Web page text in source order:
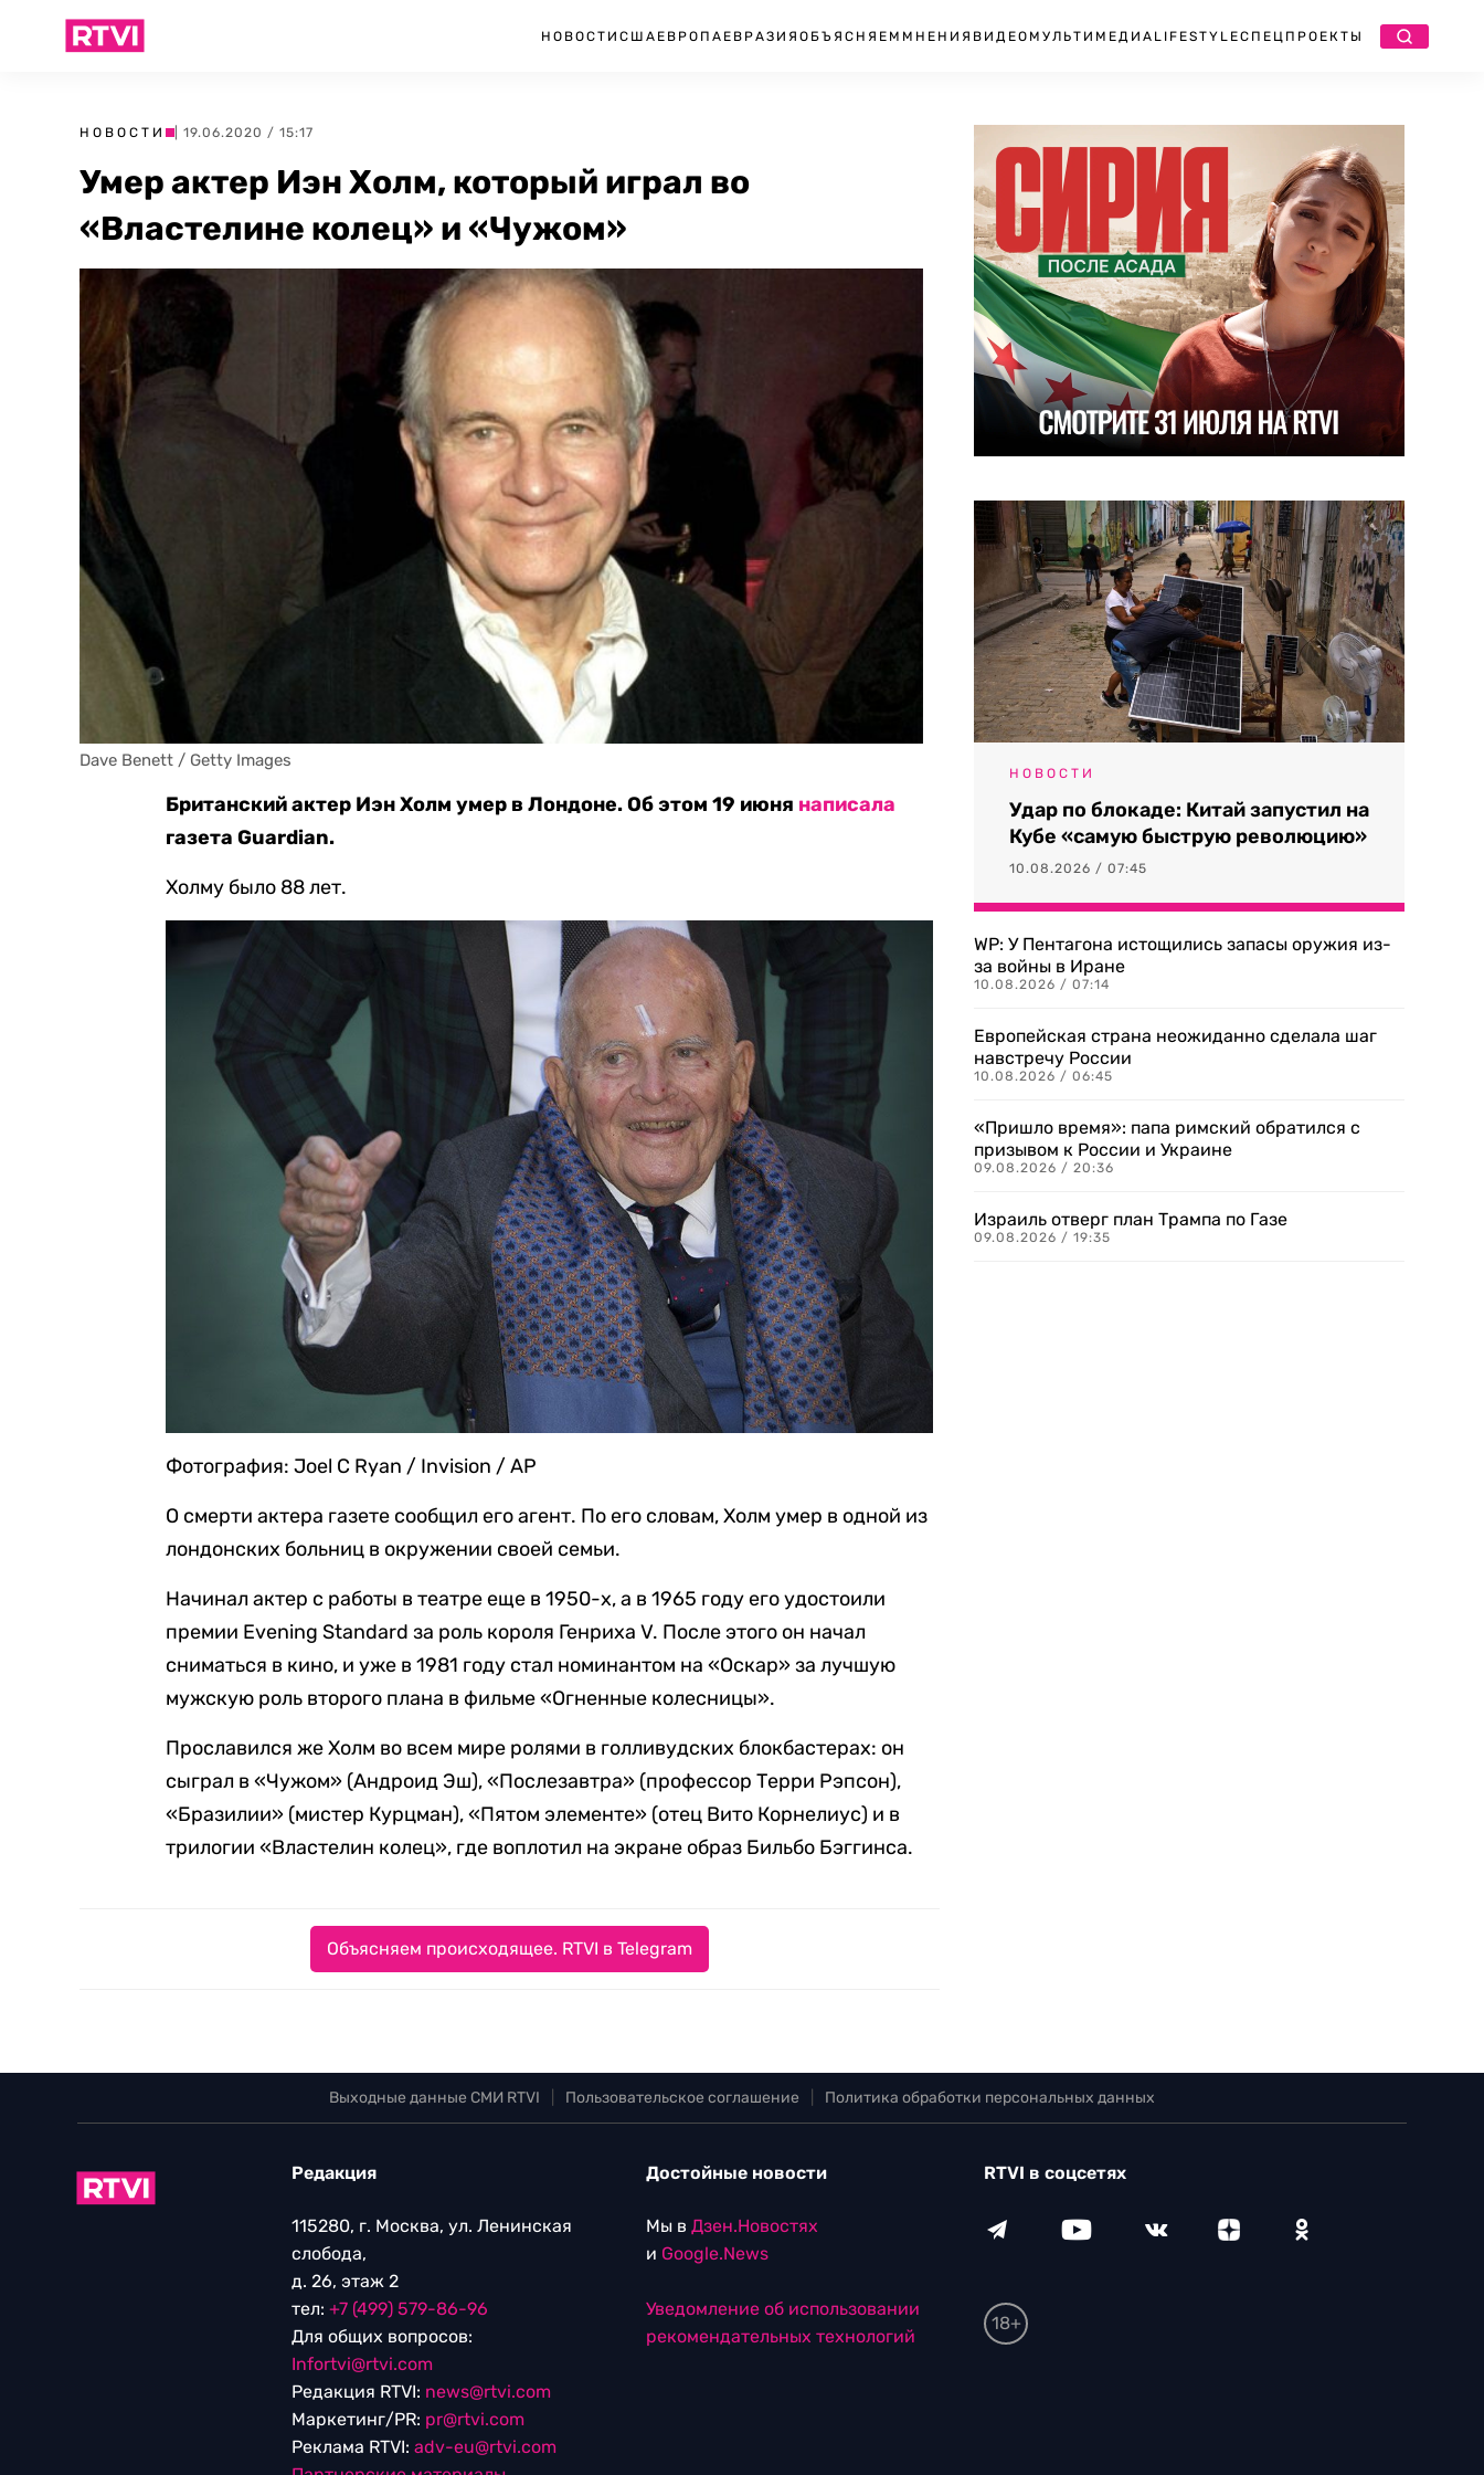
НОВОСТИ США ЕВРОПА ЕВРАЗИЯ ОБЪЯСНЯЕМ МНЕНИЯ ВИДЕО МУЛЬТИМЕДИА LIFESTYLEСПЕЦПРОЕКТЫ
НОВОСТИ | 19.06.2020 / 15:17
Умер актер Иэн Холм, который играл во
«Властелине колец» и «Чужом»
Dave Benett / Getty Images
Британский актер Иэн Холм умер в Лондоне. Об этом 19 июня написала
газета Guardian.
Холму было 88 лет.
Фотография: Joel C Ryan / Invision / AP
О смерти актера газете сообщил его агент. По его словам, Холм умер в одной из
лондонских больниц в окружении своей семьи.
Начинал актер с работы в театре еще в 1950-х, а в 1965 году его удостоили
премии Evening Standard за роль короля Генриха V. После этого он начал
сниматься в кино, и уже в 1981 году стал номинантом на «Оскар» за лучшую
мужскую роль второго плана в фильме «Огненные колесницы».
Прославился же Холм во всем мире ролями в голливудских блокбастерах: он
сыграл в «Чужом» (Андроид Эш), «Послезавтра» (профессор Терри Рэпсон),
«Бразилии» (мистер Курцман), «Пятом элементе» (отец Вито Корнелиус) и в
трилогии «Властелин колец», где воплотил на экране образ Бильбо Бэггинса.
Объясняем происходящее. RTVI в Telegram
НОВОСТИ
Удар по блокаде: Китай запустил на
Кубе «самую быструю революцию»
10.08.2026 / 07:45
WP: У Пентагона истощились запасы оружия из-
за войны в Иране
10.08.2026 / 07:14
Европейская страна неожиданно сделала шаг
навстречу России
10.08.2026 / 06:45
«Пришло время»: папа римский обратился с
призывом к России и Украине
09.08.2026 / 20:36
Израиль отверг план Трампа по Газе
09.08.2026 / 19:35
Выходные данные СМИ RTVI Пользовательское соглашение Политика обработки персональных данных
Редакция
115280, г. Москва, ул. Ленинская
слобода,
д. 26, этаж 2
тел: +7 (499) 579-86-96
Для общих вопросов:
Infortvi@rtvi.com
Редакция RTVI: news@rtvi.com
Маркетинг/PR: pr@rtvi.com
Реклама RTVI: adv-eu@rtvi.com
Достойные новости
Мы в Дзен.Новостях
и Google.News
Уведомление об использовании
рекомендательных технологий
RTVI в соцсетях
18+